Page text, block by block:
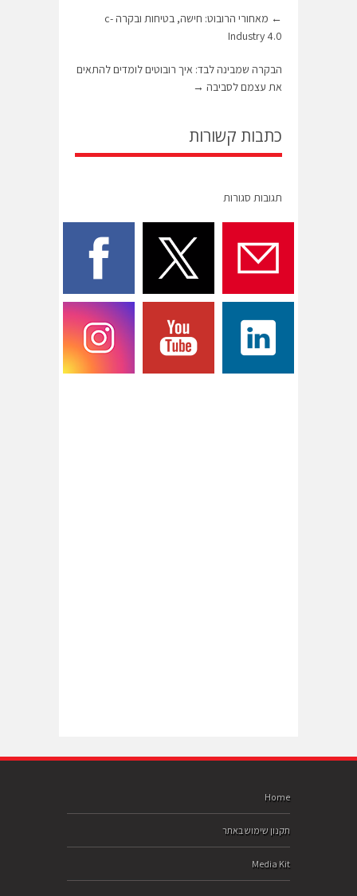
←
מאחורי הרובוט: חישה, בטיחות ובקרה c-
Industry 4.0
הבקרה שמבינה לבד: איך רובוטים לומדים להתאים
את עצמם לסביבה →
כתבות קשורות
תגובות סגורות
Home
תקנון שימוש באתר
Media Kit